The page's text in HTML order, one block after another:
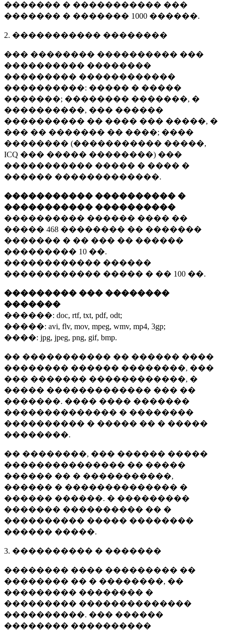
������� � ����������� ���
������� � ������� 1000 ������.
2. ����������� ��������
��� �������� ���������� ���
���������� ��������
��������� ������������
����������: ����� � �����
�������; �������� �������, �
����������, ��� ������
���������� �� ���� ��� �����, �
��� �� ������� �� ����; ����
�������� (����������� �����,
ICQ ��� ����� ��������) ���
����������� ����� � ���� �
������ �������������.
����������� ���������� �
����������� ����������
���������� ������ ���� ��
����� 468 �������� �� �������
������� � �� ��� �� ������
��������� 10 ��.
������������ ������
������������ ����� � �� 100 ��.
��������� ��� ��������
�������
������: doc, rtf, txt, pdf, odt;
�����: avi, flv, mov, mpeg, wmv, mp4, 3gp;
����: jpg, jpeg, png, gif, bmp.
�� ����������� �� ������ ����
�������� ������ ��������, ���
��� ������� ������������, �
����� ������������� ��� ��
�������. ���� ���� �������
�������������� � ��������
���������� � ����� �� � �����
��������.
�� ��������, ��� ������ �����
��������������� �� �����
������ �� � �����������,
������ � �������������� �
������ ������. � ���������
������� ���������� �� �
���������� ����� ��������
������ �����.
3. ���������� � �������
�������� ���� ��������� ��
�������� �� � ��������, ��
��������� �������� �
��������� ��������������
����������. ��� ������
�������� ����������